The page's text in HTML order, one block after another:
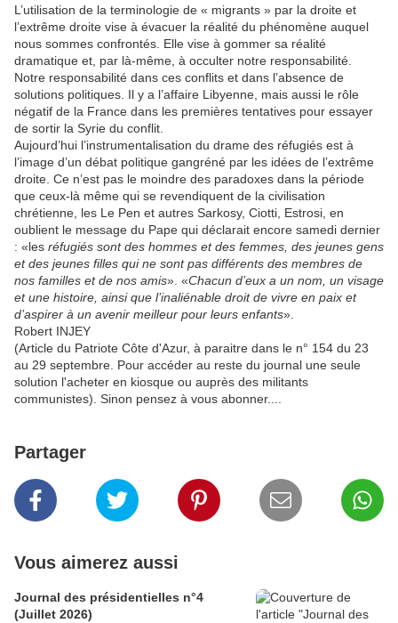
L’utilisation de la terminologie de « migrants » par la droite et
l’extrême droite vise à évacuer la réalité du phénomène auquel
nous sommes confrontés. Elle vise à gommer sa réalité
dramatique et, par là-même, à occulter notre responsabilité.
Notre responsabilité dans ces conflits et dans l’absence de
solutions politiques. Il y a l’affaire Libyenne, mais aussi le rôle
négatif de la France dans les premières tentatives pour essayer
de sortir la Syrie du conflit.
Aujourd’hui l’instrumentalisation du drame des réfugiés est à
l’image d’un débat politique gangréné par les idées de l’extrême
droite. Ce n’est pas le moindre des paradoxes dans la période
que ceux-là même qui se revendiquent de la civilisation
chrétienne, les Le Pen et autres Sarkosy, Ciotti, Estrosi, en
oublient le message du Pape qui déclarait encore samedi dernier
: «les réfugiés sont des hommes et des femmes, des jeunes gens
et des jeunes filles qui ne sont pas différents des membres de
nos familles et de nos amis». «Chacun d’eux a un nom, un visage
et une histoire, ainsi que l’inaliénable droit de vivre en paix et
d’aspirer à un avenir meilleur pour leurs enfants».
Robert INJEY
(Article du Patriote Côte d'Azur, à paraitre dans le n° 154 du 23
au 29 septembre. Pour accéder au reste du journal une seule
solution l'acheter en kiosque ou auprès des militants
communistes). Sinon pensez à vous abonner....
Partager
Vous aimerez aussi
Journal des présidentielles n°4
(Juillet 2026)